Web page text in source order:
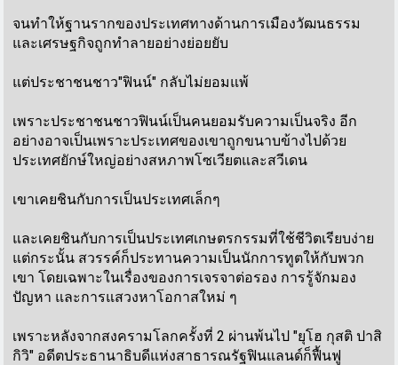
จนทำให้ฐานรากของประเทศทางด้านการเมืองวัฒนธรรม
และเศรษฐกิจถูกทำลายอย่างย่อยยับ
แต่ประชาชนชาว"ฟินน์" กลับไม่ยอมแพ้
เพราะประชาชนชาวฟินน์เป็นคนยอมรับความเป็นจริง อีก
อย่างอาจเป็นเพราะประเทศของเขาถูกขนาบข้างไปด้วย
ประเทศยักษ์ใหญ่อย่างสหภาพโซเวียตและสวีเดน
เขาเคยชินกับการเป็นประเทศเล็กๆ
และเคยชินกับการเป็นประเทศเกษตรกรรมที่ใช้ชีวิตเรียบง่าย
แต่กระนั้น สวรรค์ก็ประทานความเป็นนักการทูตให้กับพวก
เขา โดยเฉพาะในเรื่องของการเจรจาต่อรอง การรู้จักมอง
ปัญหา และการแสวงหาโอกาสใหม่ ๆ
เพราะหลังจากสงครามโลกครั้งที่ 2 ผ่านพ้นไป "ยุโฮ กุสติ ปาสิ
กิวิ" อดีตประธานาธิบดีแห่งสาธารณรัฐฟินแลนด์ก็ฟื้นฟู